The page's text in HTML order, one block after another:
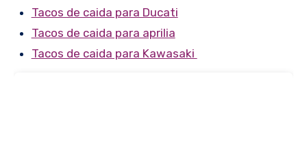
Tacos de caida para Ducati
Tacos de caida para aprilia
Tacos de caida para Kawasaki